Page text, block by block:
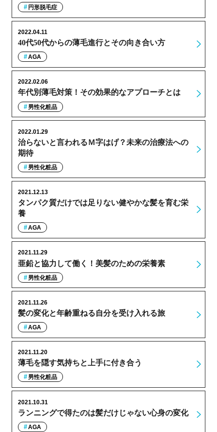
円形脱毛症
40代50代からの薄毛進行とその向き合い方
2022.04.11
AGA
年代別薄毛対策！その効果的なアプローチとは
2022.02.06
男性化粧品
治らないと言われるＭ字はげ？未来の治療法への
期待
2022.01.29
男性化粧品
タンパク質だけでは足りない健やかな髪を育む栄
養
2021.12.13
AGA
亜鉛と協力して働く！美髪のための栄養素
2021.11.29
男性化粧品
髪の変化と年齢重ねる自分を受け入れる旅
2021.11.26
AGA
薄毛を隠す気持ちと上手に付き合う
2021.11.20
男性化粧品
ランニングで得たのは髪だけじゃない心身の変化
2021.10.31
AGA